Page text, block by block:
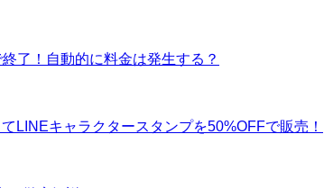
了！自動的に料金は発生する？
LINEキャラクタースタンプを50%OFFで販売！